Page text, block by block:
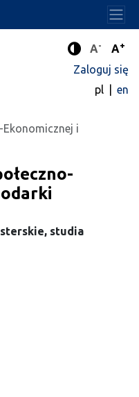
Tryb
A- A+
Zaloguj się
pl
en
Ekonomicznej i
studia